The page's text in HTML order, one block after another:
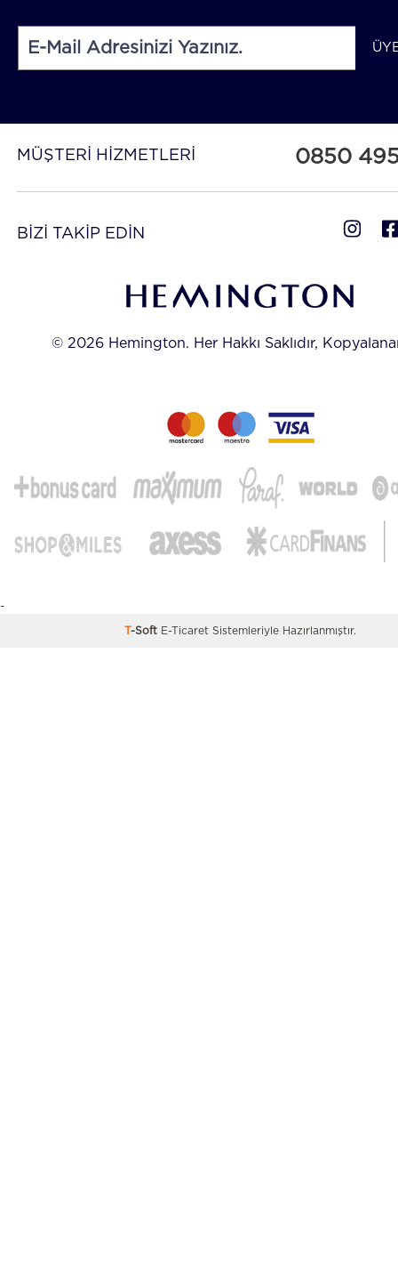
MÜŞTERİ HİZMETLERİ 0850
BİZİ TAKİP EDİN
© 2026 Hemington. Her Hakkı Saklıdır,
-
T-Soft E-TicaretSistemleriyle Hazırlanmıştır.